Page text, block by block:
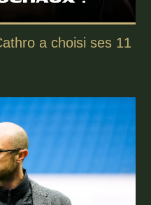
a choisi ses 11